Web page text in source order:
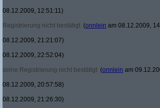
08.12.2009, 12:51:11)
Registrierung nicht bestätigt (onnlein am 08.12.2009,
08.12.2009, 21:21:07)
08.12.2009, 22:52:04)
seine Registrierung nicht bestätigt (onnlein am
08.12.2009, 20:57:58)
08.12.2009, 21:26:30)